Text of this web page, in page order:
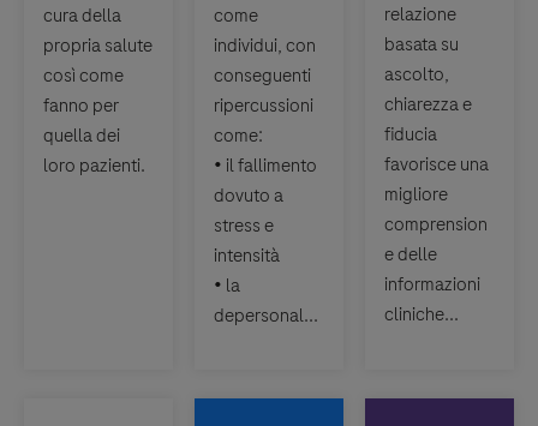
cura della
propria salute
così come
fanno per
quella dei
loro pazienti.
come
individui, con
conseguenti
ripercussioni
come:
• il fallimento
dovuto a
stress e
intensità
• la
depersonal...
relazione
basata su
ascolto,
chiarezza e
fiducia
favorisce una
migliore
comprension
e delle
informazioni
cliniche...